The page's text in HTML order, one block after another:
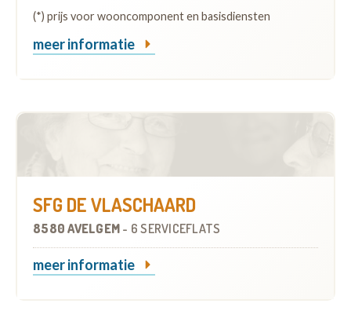
(*) prijs voor wooncomponent en basisdiensten
meer informatie
SFG DE VLASCHAARD
8580 AVELGEM - 6 SERVICEFLATS
meer informatie